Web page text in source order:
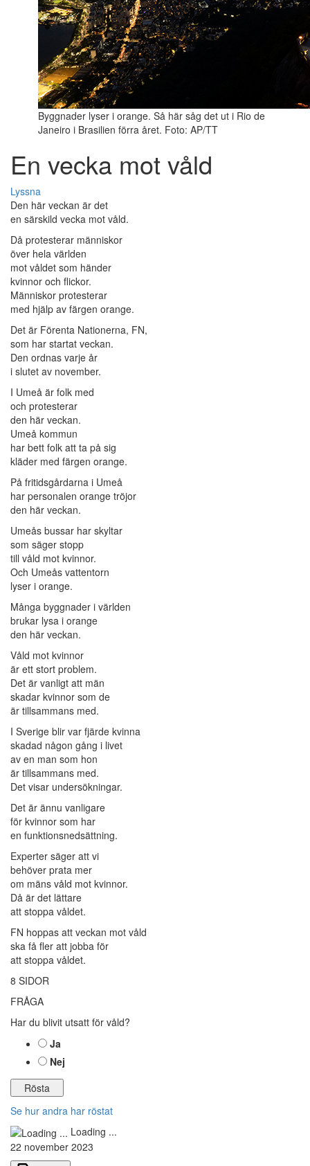
Byggnader lyser i orange. Så här såg det ut i Rio de
Janeiro i Brasilien förra året. Foto: AP/TT
En vecka mot våld
Lyssna
Den här veckan är det
en särskild vecka mot våld.
Då protesterar människor
över hela världen
mot våldet som händer
kvinnor och flickor.
Människor protesterar
med hjälp av färgen orange.
Det är Förenta Nationerna, FN,
som har startat veckan.
Den ordnas varje år
i slutet av november.
I Umeå är folk med
och protesterar
den här veckan.
Umeå kommun
har bett folk att ta på sig
kläder med färgen orange.
På fritidsgårdarna i Umeå
har personalen orange tröjor
den här veckan.
Umeås bussar har skyltar
som säger stopp
till våld mot kvinnor.
Och Umeås vattentorn
lyser i orange.
Många byggnader i världen
brukar lysa i orange
den här veckan.
Våld mot kvinnor
är ett stort problem.
Det är vanligt att män
skadar kvinnor som de
är tillsammans med.
I Sverige blir var fjärde kvinna
skadad någon gång i livet
av en man som hon
är tillsammans med.
Det visar undersökningar.
Det är ännu vanligare
för kvinnor som har
en funktionsnedsättning.
Experter säger att vi
behöver prata mer
om mäns våld mot kvinnor.
Då är det lättare
att stoppa våldet.
FN hoppas att veckan mot våld
ska få fler att jobba för
att stoppa våldet.
8 SIDOR
FRÅGA
Har du blivit utsatt för våld?
Ja
Nej
Se hur andra har röstat
Loading ...
22 november 2023